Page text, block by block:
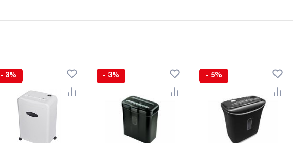
- 3% - 3% - 5%